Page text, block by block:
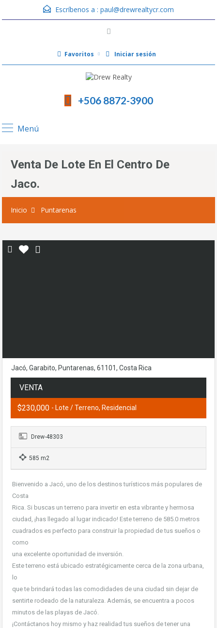
Escríbenos a : paul@drewrealtycr.com
Favoritos Iniciar sesión
+506 8872-3900
Menú
Venta De Lote En El Centro De
Jaco.
Inicio Puntarenas
Jacó, Garabito, Puntarenas, 61101, Costa Rica
VENTA
$230,000 - Lote / Terreno, Residencial
Drew-48303
585 m2
Bienvenido a Jacó, uno de los destinos turísticos más populares de
Costa
Rica. Si buscas un terreno para invertir en esta vibrante y hermosa
ciudad, ¡has llegado al lugar indicado! Este terreno de 585.0 metros
cuadrados es perfecto para construir la propiedad de tus sueños o
como
una excelente oportunidad de inversión.
Este terreno está ubicado estratégicamente cerca de la zona urbana,
lo
que te brindará todas las comodidades de una ciudad sin dejar de
sentirte rodeado de la naturaleza. Además, se encuentra a pocos
minutos de las playas de Jacó.
¡Contáctanos hoy mismo y haz realidad tus sueños de tener una